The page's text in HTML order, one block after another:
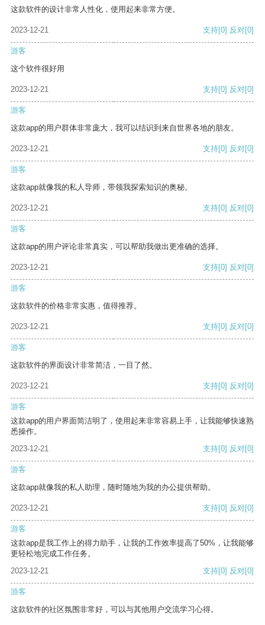
这款软件的设计非常人性化，使用起来非常方便。
2023-12-21 支持[0] 反对[0]
游客
这个软件很好用
2023-12-21 支持[0] 反对[0]
游客
这款app的用户群体非常庞大，我可以结识到来自世界各地的朋友。
2023-12-21 支持[0] 反对[0]
游客
这款app就像我的私人导师，带领我探索知识的奥秘。
2023-12-21 支持[0] 反对[0]
游客
这款app的用户评论非常真实，可以帮助我做出更准确的选择。
2023-12-21 支持[0] 反对[0]
游客
这款软件的价格非常实惠，值得推荐。
2023-12-21 支持[0] 反对[0]
游客
这款软件的界面设计非常简洁，一目了然。
2023-12-21 支持[0] 反对[0]
游客
这款app的用户界面简洁明了，使用起来非常容易上手，让我能够快速熟
悉操作。
2023-12-21
支持[0] 反对[0]
游客
这款app就像我的私人助理，随时随地为我的办公提供帮助。
2023-12-21 支持[0] 反对[0]
游客
这款app是我工作上的得力助手，让我的工作效率提高了50%，让我能够
更轻松地完成工作任务。
2023-12-21
支持[0] 反对[0]
游客
这款软件的社区氛围非常好，可以与其他用户交流学习心得。